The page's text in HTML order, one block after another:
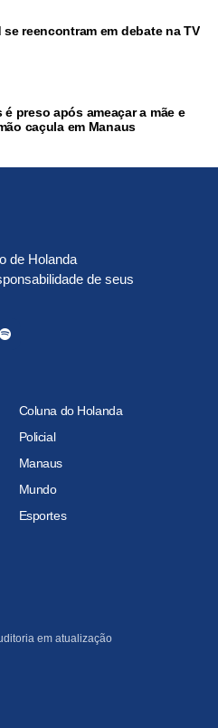
reencontram em debate na TV
preso após ameaçar a mãe e
caçula em Manaus
de Holanda
de seus
Coluna do Holanda
Policial
Manaus
Mundo
Esportes
em atualização